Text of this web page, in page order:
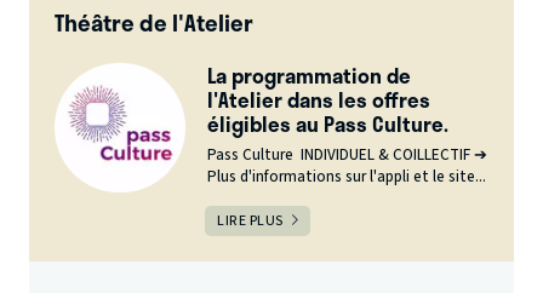
Théâtre de l'Atelier
La programmation de
l'Atelier dans les offres
éligibles au Pass Culture.
Pass Culture INDIVIDUEL & COILLECTIF ➔
Plus d'informations sur l'appli et le site...
LIRE PLUS